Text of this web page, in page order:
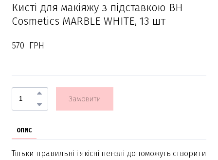
Кисті для макіяжу з підставкою BH
Cosmetics MARBLE WHITE, 13 шт
570  ГРН
Замовити
ОПИС
Тільки правильні і якісні пензлі допоможуть створити